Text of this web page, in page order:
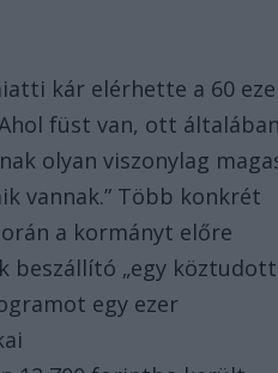
kár elérhette a 60
füst van, ott
olyan viszonylag
vannak.” Több konkrét
a kormányt előre
beszállító „egy köztudott
egy ezer